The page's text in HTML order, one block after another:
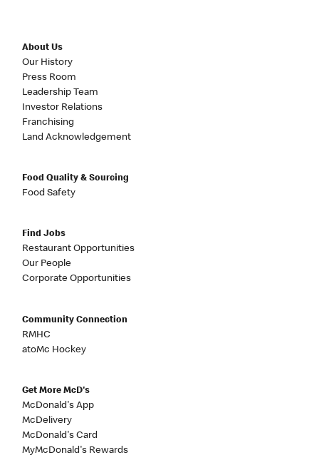
About Us
Our History
Press Room
Leadership Team
Investor Relations
Franchising
Land Acknowledgement
Food Quality & Sourcing
Food Safety
Find Jobs
Restaurant Opportunities
Our People
Corporate Opportunities
Community Connection
RMHC
atoMc Hockey
Get More McD's
McDonald's App
McDelivery
McDonald's Card
MyMcDonald's Rewards